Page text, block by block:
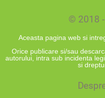
© 2018
Aceasta pagina web si
Orice publicare si/sau
autorului, intra sub incidenta
si